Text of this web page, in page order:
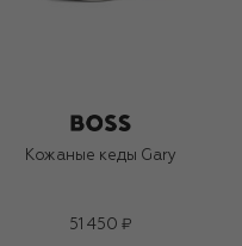
Кожаные кеды Gary
51 450 ₽